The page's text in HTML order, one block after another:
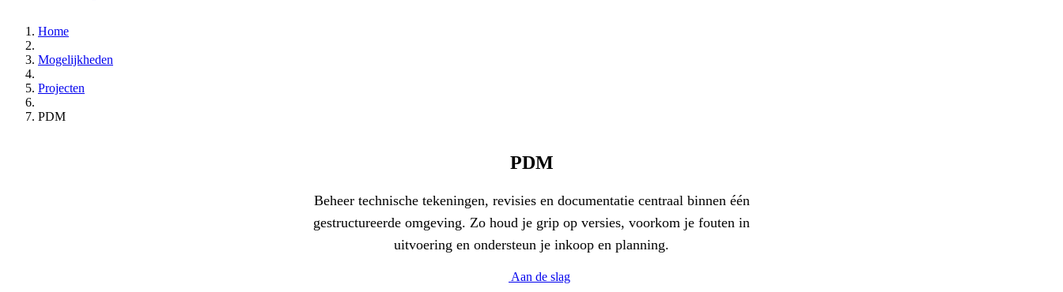
Home
Mogelijkheden
Projecten
PDM
PDM
Beheer technische tekeningen, revisies en documentatie centraal binnen één
gestructureerde omgeving. Zo houd je grip op versies, voorkom je fouten in
uitvoering en ondersteun je inkoop en planning.
Aan de slag